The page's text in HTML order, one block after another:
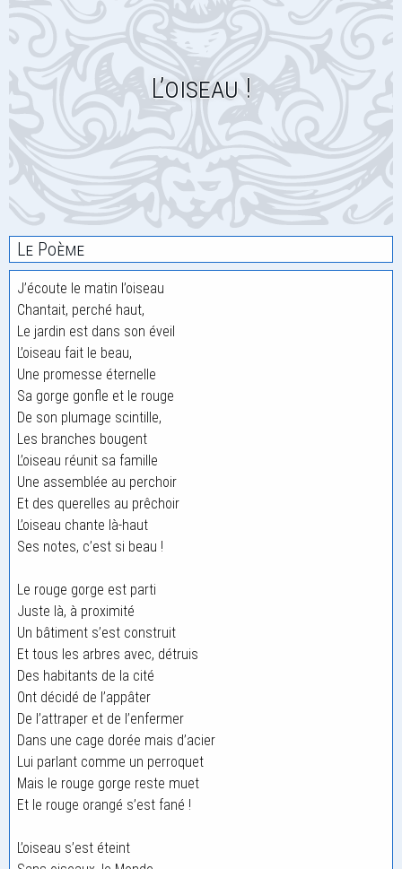
L’oiseau !
Le Poème
J’écoute le matin l’oiseau
Chantait, perché haut,
Le jardin est dans son éveil
L’oiseau fait le beau,
Une promesse éternelle
Sa gorge gonfle et le rouge
De son plumage scintille,
Les branches bougent
L’oiseau réunit sa famille
Une assemblée au perchoir
Et des querelles au prêchoir
L’oiseau chante là-haut
Ses notes, c’est si beau !
Le rouge gorge est parti
Juste là, à proximité
Un bâtiment s’est construit
Et tous les arbres avec, détruis
Des habitants de la cité
Ont décidé de l’appâter
De l’attraper et de l’enfermer
Dans une cage dorée mais d’acier
Lui parlant comme un perroquet
Mais le rouge gorge reste muet
Et le rouge orangé s’est fané !
L’oiseau s’est éteint